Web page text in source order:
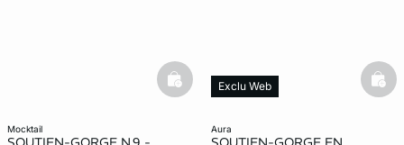
mocktail
basketfull
aura
Exclu Web